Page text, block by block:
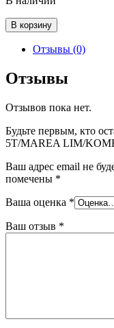
Количество
товара
FIAT
5T/MAREA
LIM/KOMBI,
В корзину
Отзывы (0)
Отзывы
Отзывов пока нет.
Будьте первым, кто
5T/MAREA LIM/
Ваш адрес email не
помечены *
Ваша оценка *
Ваш отзыв *